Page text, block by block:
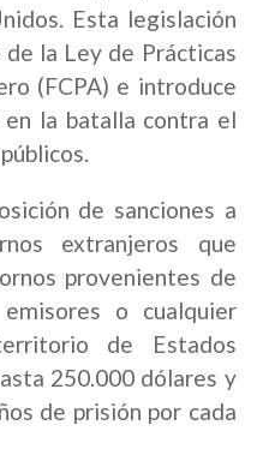
Esta legislación
la Ley de Prácticas
(FCPA) e introduce
la batalla contra el
de sanciones a
extranjeros que
provenientes de
emisores o cualquier
de Estados
250.000 dólares y
de prisión por cada